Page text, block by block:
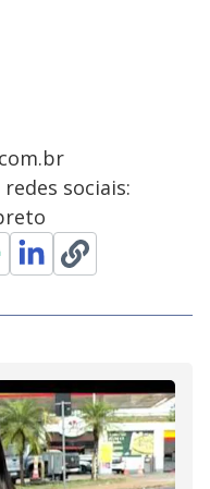
sociais: